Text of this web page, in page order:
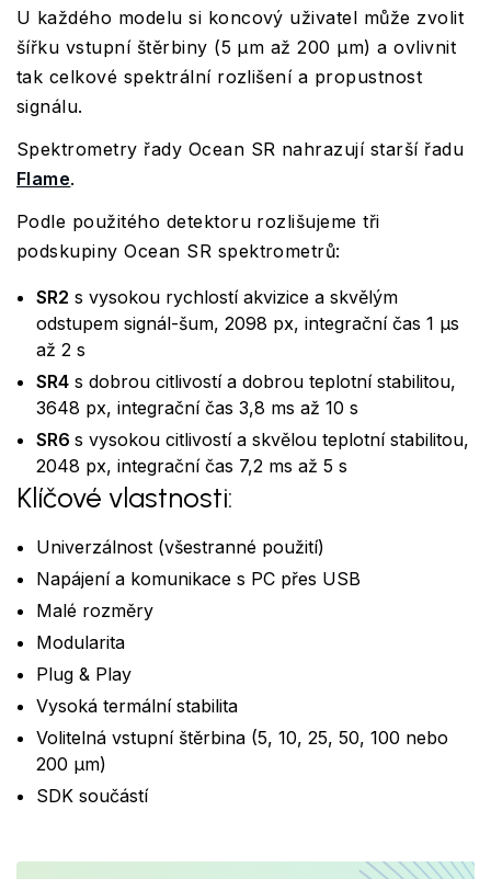
U každého modelu si koncový uživatel může zvolit
šířku vstupní štěrbiny (5 µm až 200 µm) a ovlivnit
tak celkové spektrální rozlišení a propustnost
signálu.
Spektrometry řady Ocean SR nahrazují starší řadu
Flame.
Podle použitého detektoru rozlišujeme tři
podskupiny Ocean SR spektrometrů:
SR2 s vysokou rychlostí akvizice a skvělým
odstupem signál-šum, 2098 px, integrační čas 1 µs
až 2 s
SR4 s dobrou citlivostí a dobrou teplotní stabilitou,
3648 px, integrační čas 3,8 ms až 10 s
SR6 s vysokou citlivostí a skvělou teplotní stabilitou,
2048 px, integrační čas 7,2 ms až 5 s
Klíčové vlastnosti:
Univerzálnost (všestranné použití)
Napájení a komunikace s PC přes USB
Malé rozměry
Modularita
Plug & Play
Vysoká termální stabilita
Volitelná vstupní štěrbina (5, 10, 25, 50, 100 nebo
200 μm)
SDK součástí